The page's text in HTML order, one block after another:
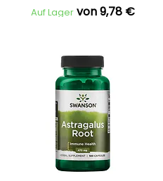
Auf Lager von 9,78 €